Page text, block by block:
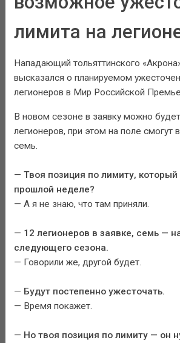
лимита на
Нападающий тольяттинского
высказался о планируемом
легионеров в Мир Российской
В новом сезоне в заявку можно
легионеров, при этом на поле смогут
семь.
— Твоя позиция по лимиту, который
прошлой неделе?
— А я не знаю, что там приняли.
— 12 легионеров в заявке, семь —
следующего сезона.
— Говорили же, другой будет.
— Будут постепенно ужесточать.
— Время покажет.
— Но твоя позиция по лимиту — он